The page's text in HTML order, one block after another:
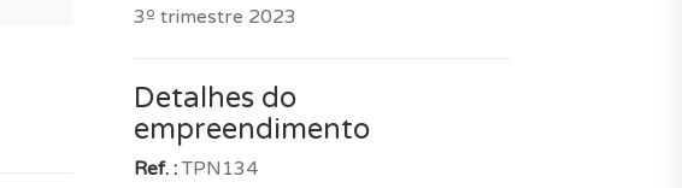
3º trimestre 2023
Detalhes do
empreendimento
Ref. :TPN134